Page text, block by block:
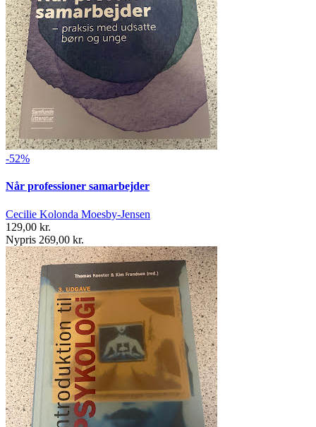
-52%
Når professioner samarbejder
Cecilie Kolonda Moesby-Jensen
129,00 kr.
Nypris 269,00 kr.